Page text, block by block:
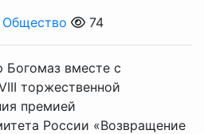
Общество 74
Богомаз вместе с
торжественной
премией
России «Возвращение